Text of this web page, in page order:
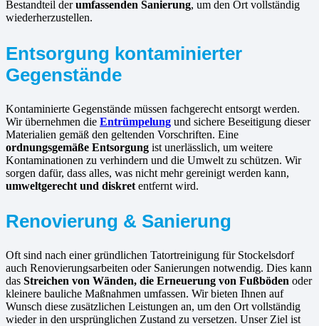
Bestandteil derumfassenden Sanierung, um den Ort vollständig
wiederherzustellen.
Entsorgung kontaminierter
Gegenstände
Kontaminierte Gegenstände müssen fachgerecht entsorgt werden.
Wir übernehmen die Entrümpelung und sichere Beseitigung dieser
Materialien gemäß den geltenden Vorschriften. Eine
ordnungsgemäße Entsorgung ist unerlässlich, um weitere
Kontaminationen zu verhindern und die Umwelt zu schützen. Wir
sorgen dafür, dass alles, was nicht mehr gereinigt werden kann,
umweltgerecht und diskret entfernt wird.
Renovierung & Sanierung
Oft sind nach einer gründlichen Tatortreinigung für Stockelsdorf
auch Renovierungsarbeiten oder Sanierungen notwendig. Dies kann
das Streichen von Wänden, die Erneuerung von Fußböden oder
kleinere bauliche Maßnahmen umfassen. Wir bieten Ihnen auf
Wunsch diese zusätzlichen Leistungen an, um den Ort vollständig
wieder in den ursprünglichen Zustand zu versetzen. Unser Ziel ist